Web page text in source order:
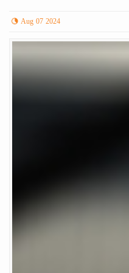
Aug 07 2024